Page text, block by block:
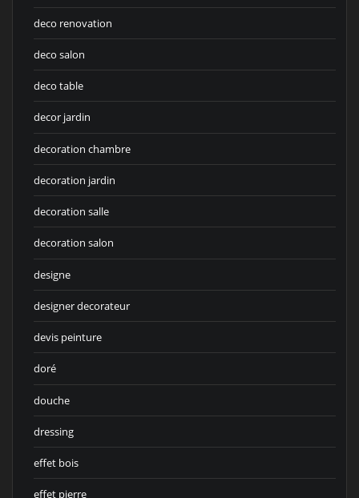
deco renovation
deco salon
deco table
decor jardin
decoration chambre
decoration jardin
decoration salle
decoration salon
designe
designer decorateur
devis peinture
doré
douche
dressing
effet bois
effet pierre